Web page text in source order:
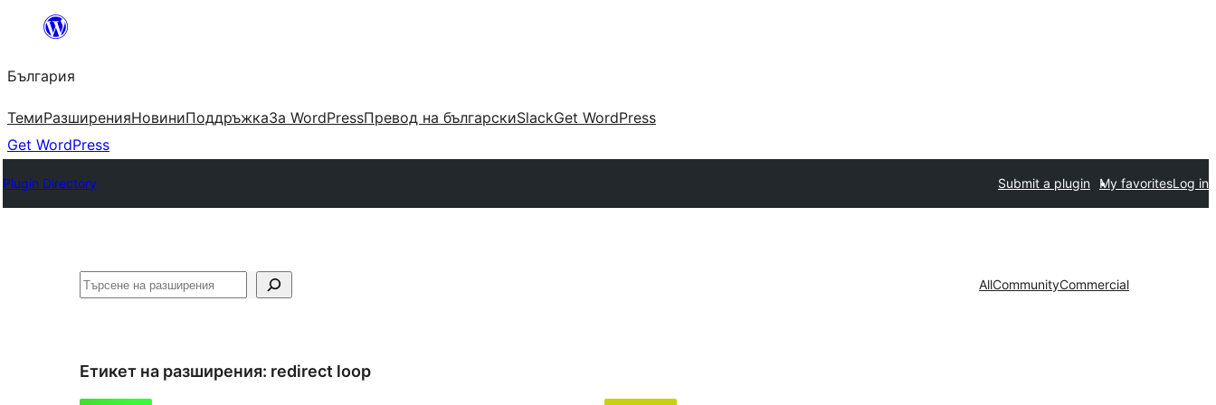
България
ТемиРазширенияНовиниПоддръжкаЗа WordPressПревод на българскиSlackGet WordPress
Get WordPress
Plugin Directory Submit a plugin My favoritesLog in
Търсене AllCommunityCommercial
Етикет на разширения: redirect loop